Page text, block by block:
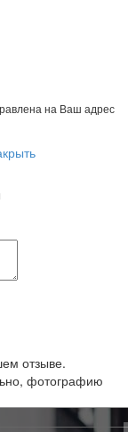
на Ваш адрес
отзыве.
фотографию